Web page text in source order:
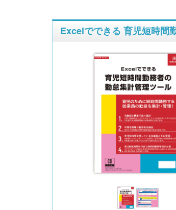
Excelでできる 育児短時間
〔改訂版〕Excelででき
児休業《簡単